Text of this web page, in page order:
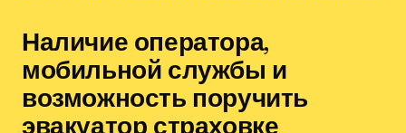
Наличие оператора,
мобильной службы и
возможность поручить
эвакуатор страховке